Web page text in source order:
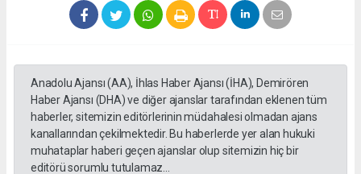
Anadolu Ajansı (AA), İhlas Haber Ajansı (İHA), Demirören
Haber Ajansı (DHA) ve diğer ajanslar tarafından eklenen tüm
haberler, sitemizin editörlerinin müdahalesi olmadan ajans
kanallarından çekilmektedir. Bu haberlerde yer alan hukuki
muhataplar haberi geçen ajanslar olup sitemizin hiç bir
editörü sorumlu tutulamaz...